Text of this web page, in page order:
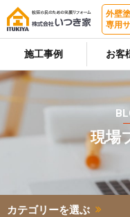
外壁
専用
施工事例 お客
現場
カテゴリーを選ぶ